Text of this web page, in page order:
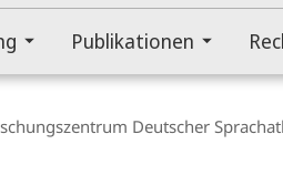
Publikationen
Deutscher